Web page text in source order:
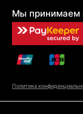
Мы принимаем
Политика